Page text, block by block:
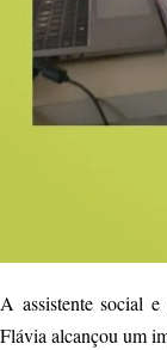
A assistente social
Flávia alcançou um